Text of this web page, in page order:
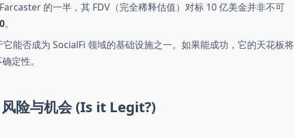
的一半，其 FDV（完全稀释估值）对标 10 亿美金并非不可
。
能否成为 SocialFi 领域的基础设施之一。如果能成功，它的天花板将
定性。
险与机会 (Is it Legit?)